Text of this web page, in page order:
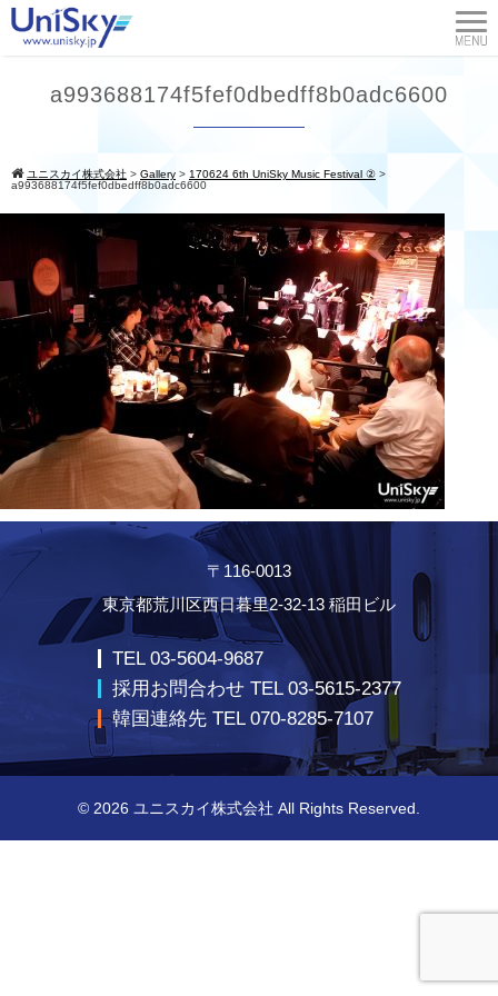
a993688174f5fef0dbedff8b0adc6600
ユニスカイ株式会社 > Gallery > 170624 6th UniSky Music Festival ② >
a993688174f5fef0dbedff8b0adc6600
〒116-0013
東京都荒川区西日暮里2-32-13 稲田ビル
TEL 03-5604-9687
採用お問合わせ TEL 03-5615-2377
韓国連絡先 TEL 070-8285-7107
© 2026 ユニスカイ株式会社 All Rights Reserved.